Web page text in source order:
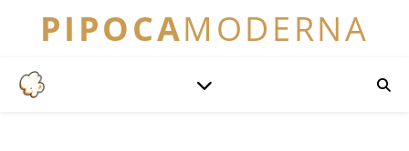
PIPOCAMODERNA